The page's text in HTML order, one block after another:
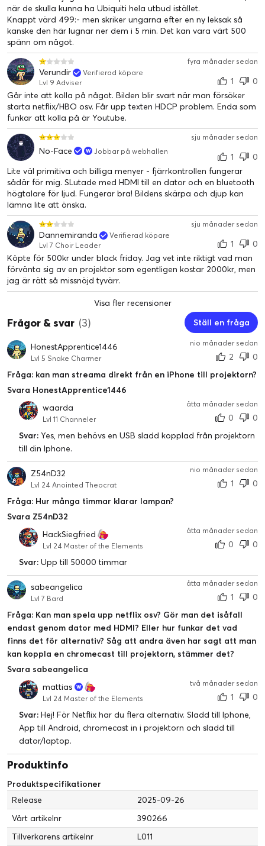
Auto-keystone för enkel bildjustering
Tack vare auto-keystone-korrigering behöver du inte oroa dig
för att få en skev bild. Projektorn justerar automatiskt bilden för
att den ska visas i rätt proportioner, oavsett vinkel.
Lång livslängd och inbyggd högtalare
Projektorns lampa har en livslängd på upp till 50 000 timmar,
vilket innebär många års användning. Den inbyggda 2W-
högtalaren ger ljud direkt från projektorn, vilket gör den perfekt
även för situationer där externa högtalare inte är tillgängliga.
när de skulla kunna ha Ubiquiti hela utbud istället.
Knappt värd 499:- men skriker ungarna efter en ny leksak så
kanske den här lugnar ner dem i 5 min. Det kan vara värt 500
spänn om något.
fyra månader sedan
Verundir
Verifierad köpare
Lvl 9 Adviser
1
0
Går inte att kolla på något. Bilden blir svart när man försöker
starta netflix/HBO osv. Får upp texten HDCP problem. Enda som
funkar att kolla på är Youtube.
sju månader sedan
No-Face Jobbar på webhallen
1
0
Lite väl primitiva och billiga menyer - fjärrkontrollen fungerar
sådär för mig. SLutade med HDMI till en dator och en bluetooth
högtalare för ljud. Fungerar bra! Bildens skärpa och djup kan
lämna lite att önska.
sju månader sedan
Dannemiranda
Verifierad köpare
Lvl 7 Choir Leader
1
0
Köpte för 500kr under black friday. Jag vet inte riktigt vad man
förvänta sig av en projektor som egentligen kostar 2000kr, men
jag är rätt så missnöjd tyvärr.
Visa fler recensioner
Frågor & svar (3) Ställ en fråga
HonestApprentice1446
Lvl 5 Snake Charmer
nio månader sedan
2
0
Fråga: kan man streama direkt från en iPhone till projektorn?
Svara HonestApprentice1446
waarda
Lvl 11 Channeler
åtta månader sedan
0
0
Svar: Yes, men behövs en USB sladd kopplad från projektorn
till din Iphone.
Z54nD32
Lvl 24 Anointed Theocrat
nio månader sedan
1
0
Fråga: Hur många timmar klarar lampan?
Svara Z54nD32
HackSiegfried
Lvl 24 Master of the Elements
åtta månader sedan
0
0
Svar: Upp till 50000 timmar
sabeangelica
Lvl 7 Bard
åtta månader sedan
1
0
Fråga: Kan man spela upp netflix osv? Gör man det isåfall
endast genom dator med HDMI? Eller hur funkar det vad
finns det för alternativ? Såg att andra även har sagt att man
kan koppla en chromecast till projektorn, stämmer det?
Svara sabeangelica
mattias
Lvl 24 Master of the Elements
två månader sedan
1
0
Svar: Hej! För Netflix har du flera alternativ. Sladd till Iphone,
App till Android, chromecast in i projektorn och sladd till
dator/laptop.
Produktinfo
Produktspecifikationer
Release
2025-09-26
Vårt artikelnr
390266
Tillverkarens artikelnr
L011